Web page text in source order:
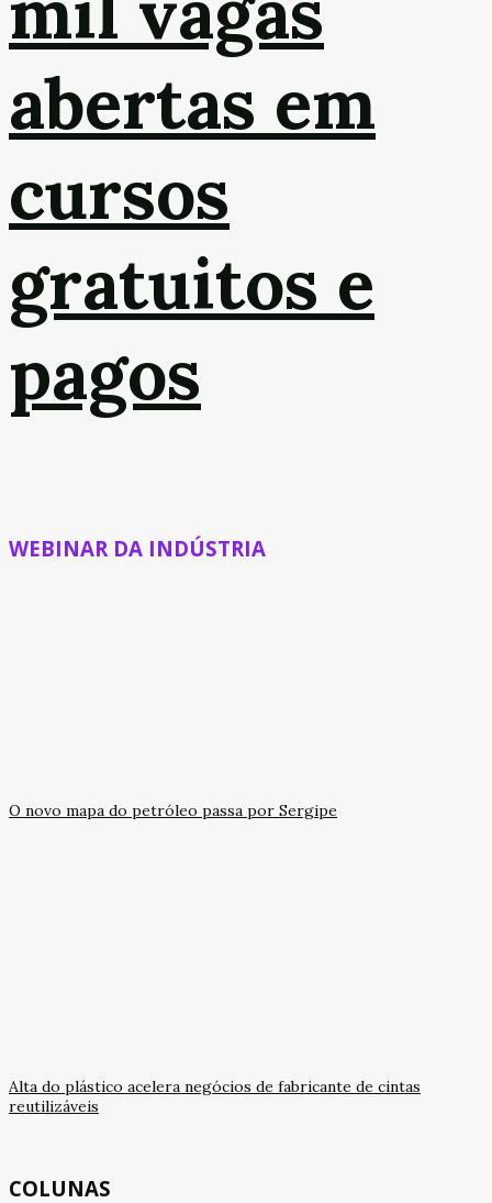
abertas em
cursos
gratuitos e
pagos
WEBINAR DA INDÚSTRIA
O novo mapa do petróleo passa por Sergipe
Alta do plástico acelera negócios de fabricante de cintas
reutilizáveis
COLUNAS